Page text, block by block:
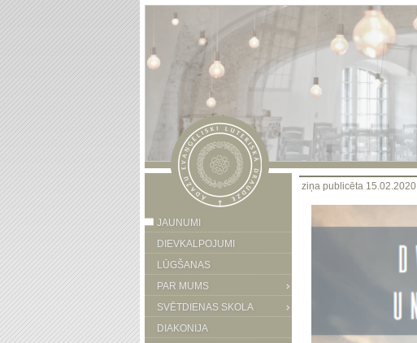
JAUNUMI
DIEVKALPOJUMI
LŪGŠANAS
PAR MUMS
SVĒTDIENAS SKOLA
DIAKONIJA
ziņa publicēta 15.02.2020